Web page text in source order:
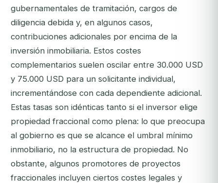
gubernamentales de tramitación, cargos de
diligencia debida y, en algunos casos,
contribuciones adicionales por encima de la
inversión inmobiliaria. Estos costes
complementarios suelen oscilar entre 30.000 USD
y 75.000 USD para un solicitante individual,
incrementándose con cada dependiente adicional.
Estas tasas son idénticas tanto si el inversor elige
propiedad fraccional como plena: lo que preocupa
al gobierno es que se alcance el umbral mínimo
inmobiliario, no la estructura de propiedad. No
obstante, algunos promotores de proyectos
fraccionales incluyen ciertos costes legales y